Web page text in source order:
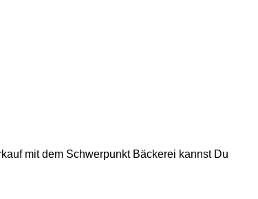
mit dem Schwerpunkt Bäckerei kannst Du